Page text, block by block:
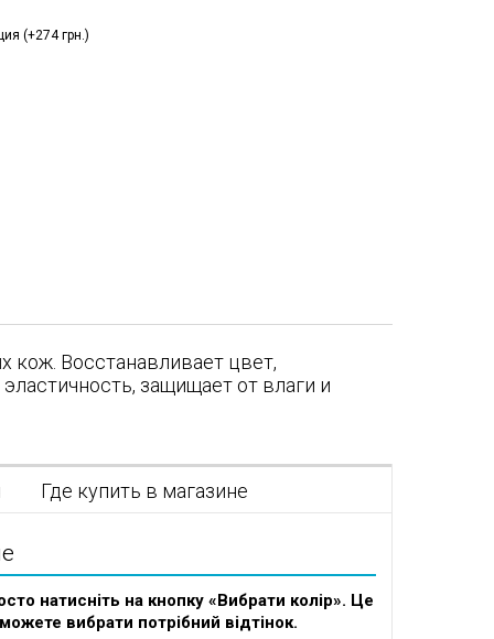
(+274 грн.)
кож. Восстанавливает цвет,
защищает от влаги и
Где купить в магазине
натисніть на кнопку «Вибрати колір». Це
вибрати потрібний відтінок.